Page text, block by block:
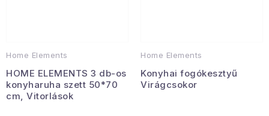
Home Elements
HOME ELEMENTS 3 db-os
konyharuha szett 50*70
cm, Vitorlások
Home Elements
Konyhai fogókesztyű
Virágcsokor